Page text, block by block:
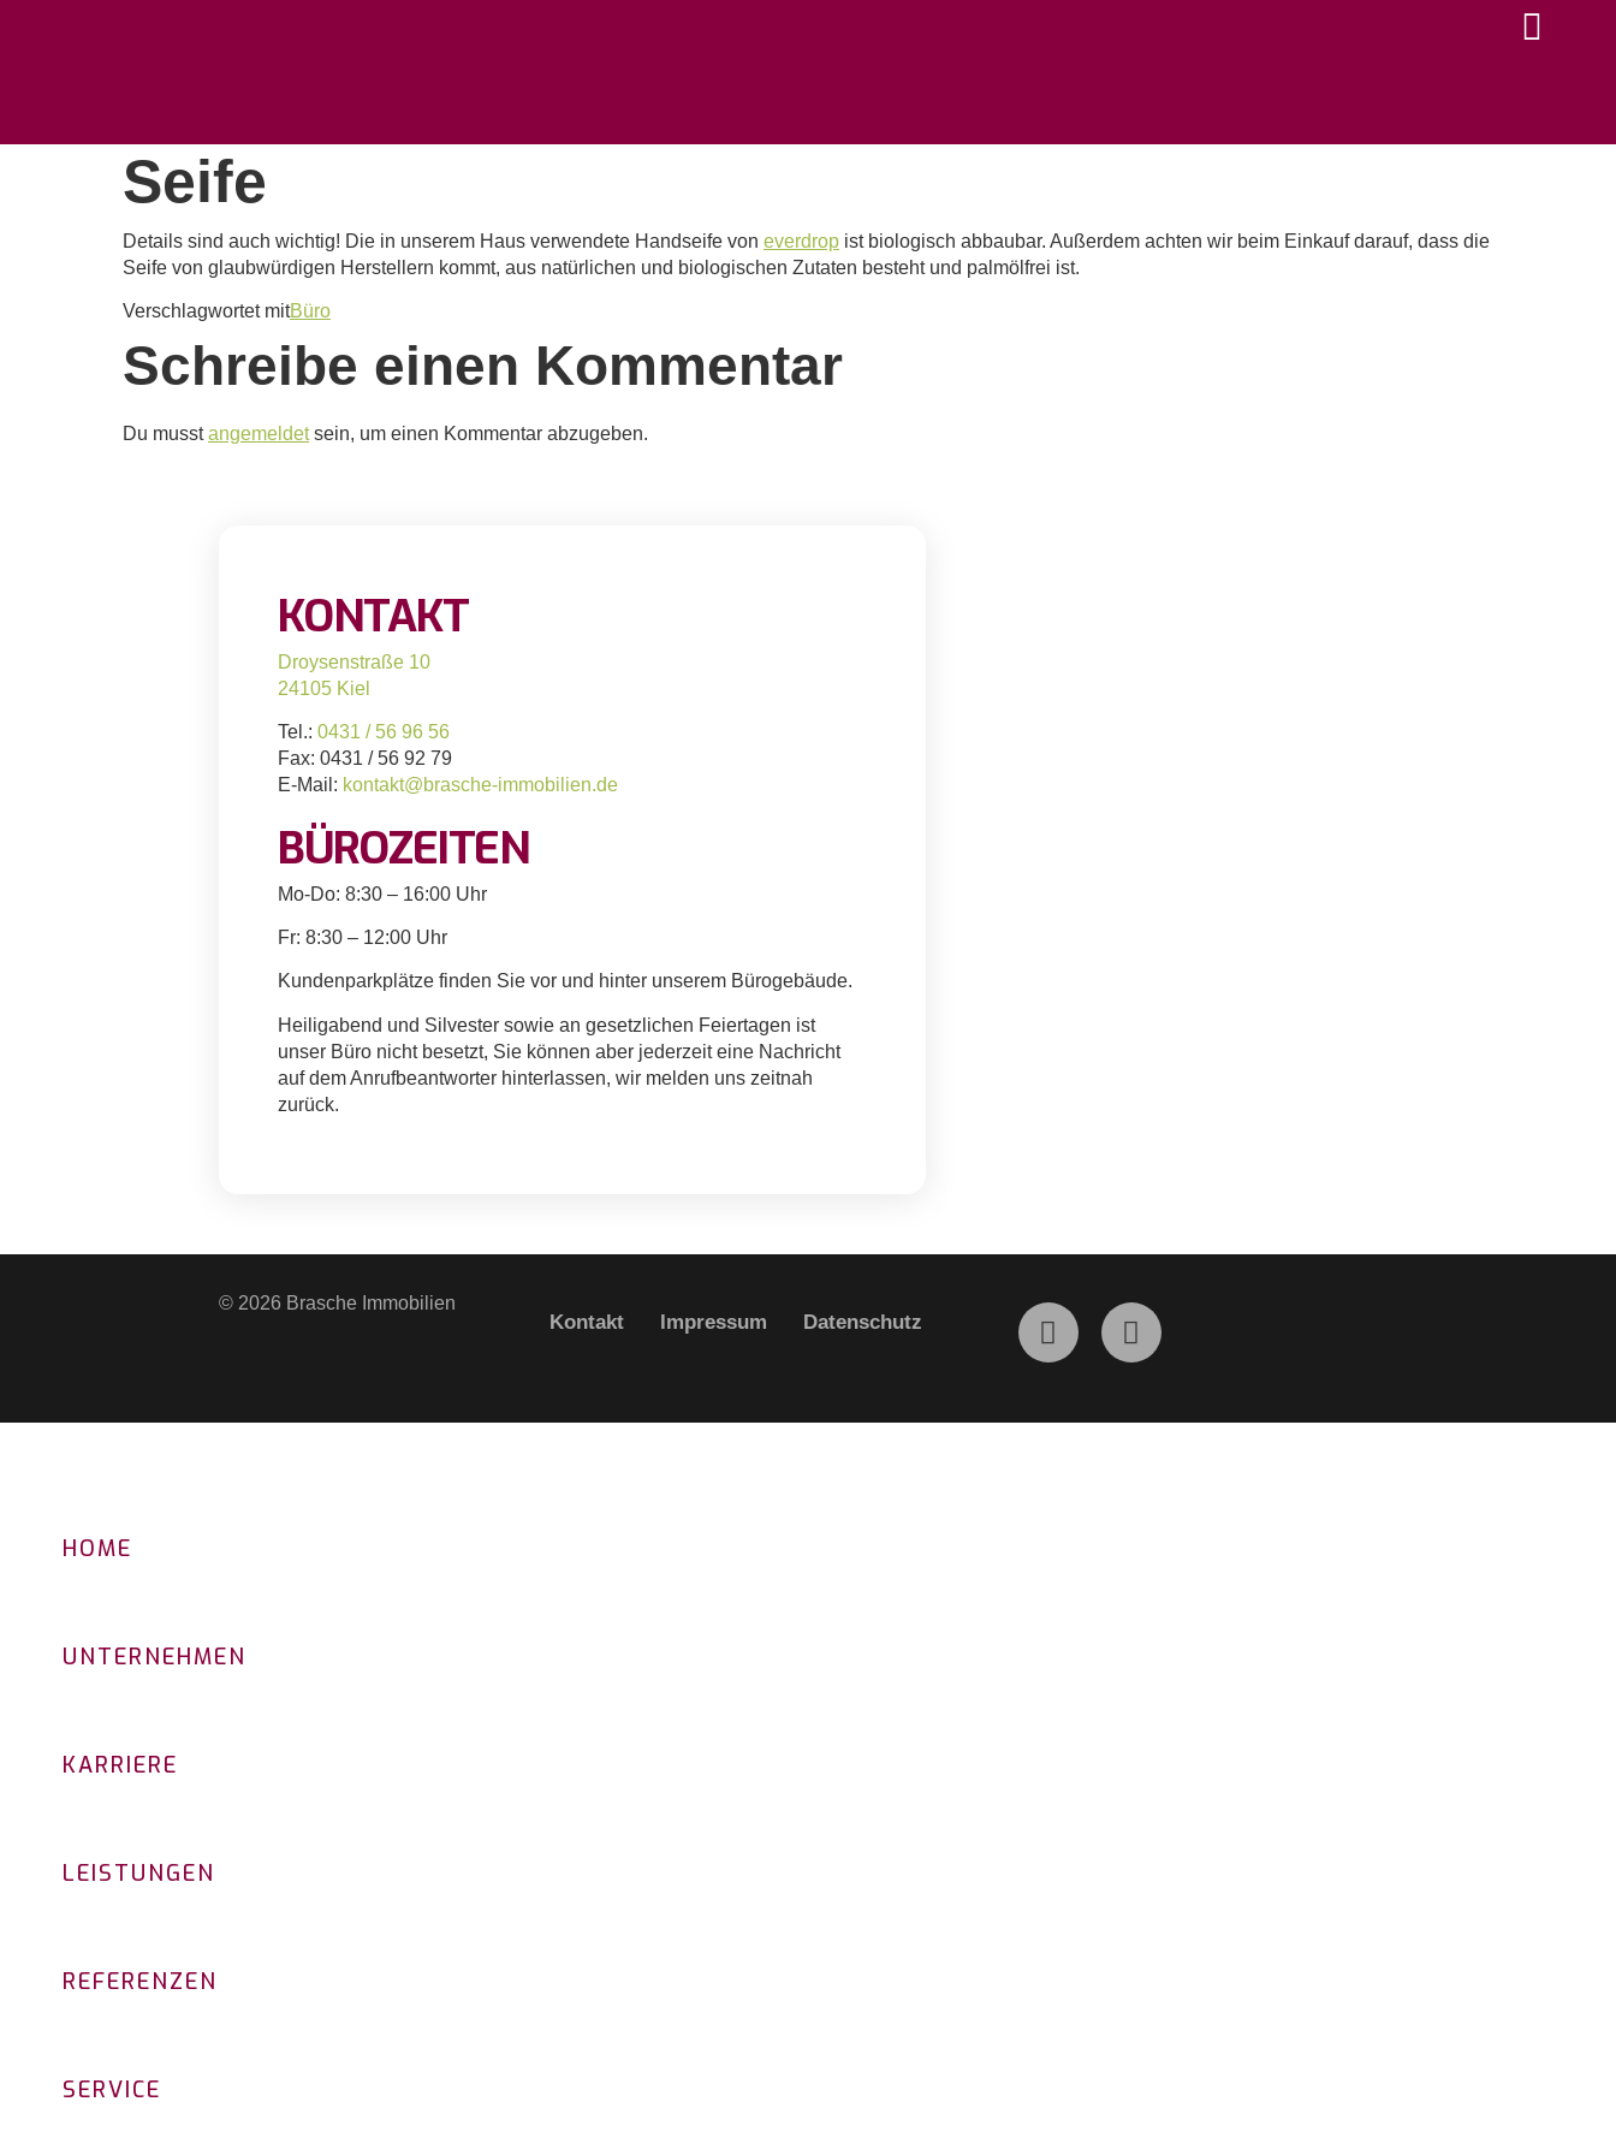
Seife
Details sind auch wichtig! Die in unserem Haus verwendete Handseife von everdrop ist biologisch abbaubar. Außerdem achten wir beim Einkauf darauf, dass die
Seife von glaubwürdigen Herstellern kommt, aus natürlichen und biologischen Zutaten besteht und palmölfrei ist.
Verschlagwortet mitBüro
Schreibe einen Kommentar
Du musstangemeldetsein, um einen Kommentar abzugeben.
KONTAKT
Droysenstraße 10
24105 Kiel
Tel.: 0431 / 56 96 56
Fax: 0431 / 56 92 79
E-Mail: kontakt@brasche-immobilien.de
BÜROZEITEN
Mo-Do: 8:30 – 16:00 Uhr
Fr: 8:30 – 12:00 Uhr
Kundenparkplätze finden Sie vor und hinter unserem Bürogebäude.
Heiligabend und Silvester sowie an gesetzlichen Feiertagen ist
unser Büro nicht besetzt, Sie können aber jederzeit eine Nachricht
auf dem Anrufbeantworter hinterlassen, wir melden uns zeitnah
zurück.
© 2026 Brasche Immobilien
Kontakt Impressum Datenschutz
HOME
UNTERNEHMEN
KARRIERE
LEISTUNGEN
REFERENZEN
SERVICE